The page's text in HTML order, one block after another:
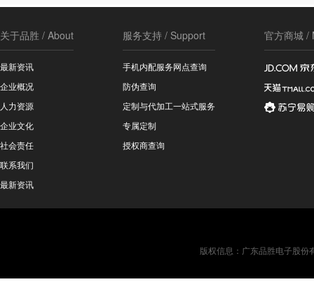
关于品胜 / About
最新资讯
企业概况
人力资源
企业文化
社会责任
联系我们
最新资讯
服务支持 / Support
手机内配服务网点查询
防伪查询
定制与代加工一站式服务
专属定制
授权商查询
官方商城 /
版权信息：广东品胜电子股份